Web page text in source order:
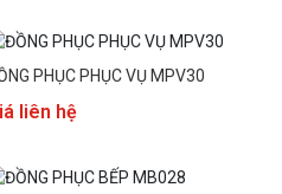
PHỤC PHỤC VỤ MPV30
liên hệ